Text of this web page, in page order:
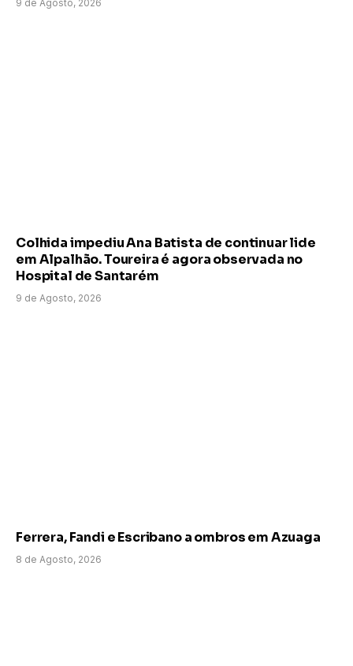
9 de Agosto, 2026
Colhida impediu Ana Batista de continuar lide
em Alpalhão. Toureira é agora observada no
Hospital de Santarém
9 de Agosto, 2026
Ferrera, Fandi e Escribano a ombros em Azuaga
8 de Agosto, 2026